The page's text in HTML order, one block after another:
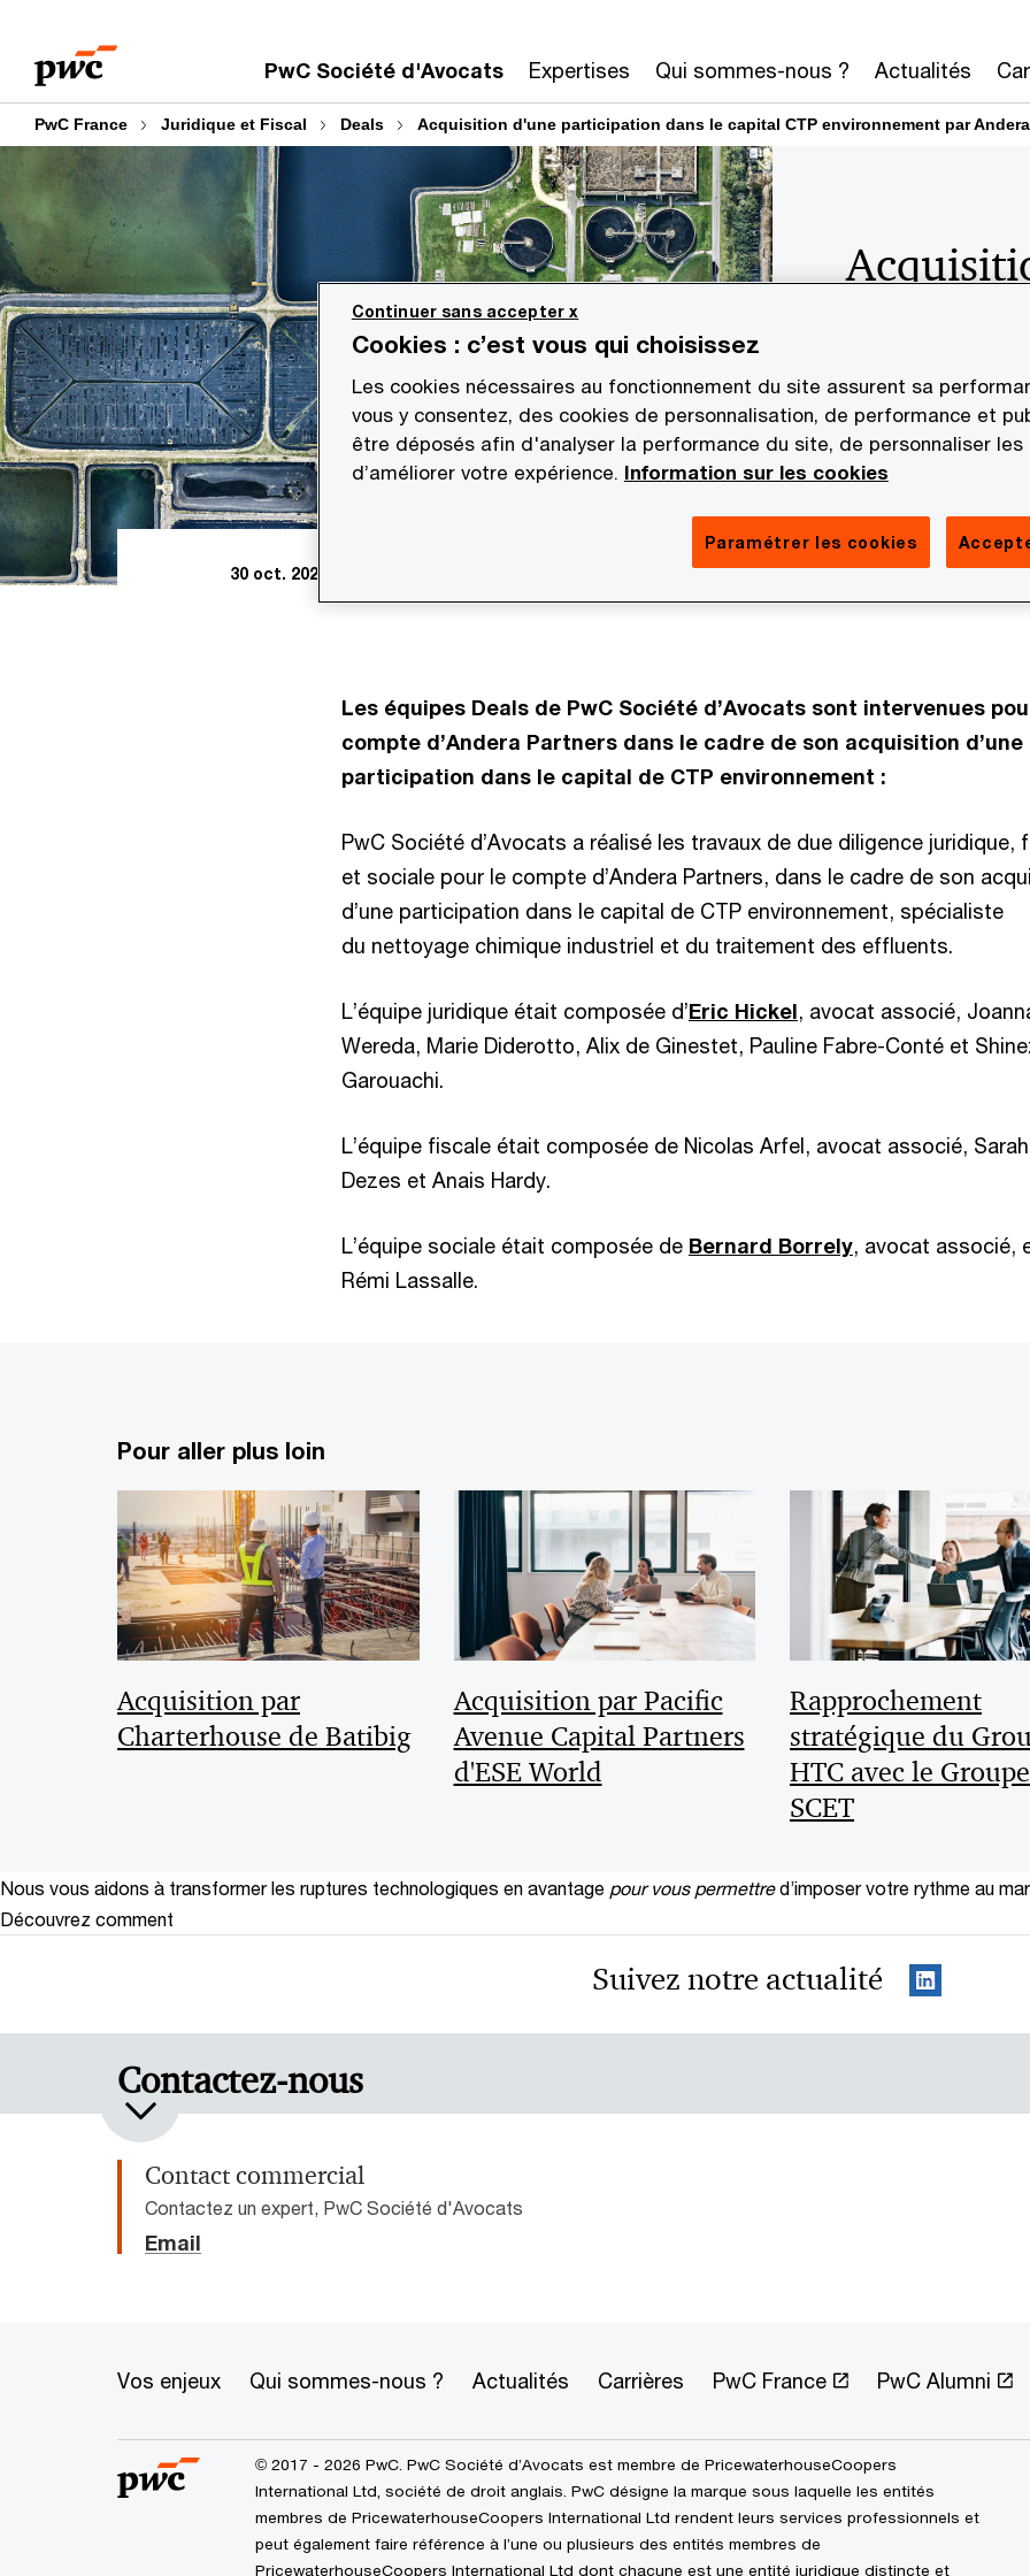
contenu
de
PwC Société d'Avocats Expertises Qui sommes-nous ? Actualités
PwC France Juridique et Fiscal Deals Acquisition d'une participation dans le capital CTP environnement par
CTP
Andera
30 oct. 2024
Les équipes Deals de PwC Société d’Avocats sont intervenues
compte d’Andera Partners dans le cadre de son acquisition d’une
participation dans le capital de CTP environnement :
PwC Société d’Avocats a réalisé les travaux de due diligence juridique,
et sociale pour le compte d’Andera Partners, dans le cadre de son
d’une participation dans le capital de CTP environnement, spécialiste
du nettoyage chimique industriel et du traitement des effluents.
L’équipe juridique était composée d’Eric Hickel, avocat associé,
Wereda, Marie Diderotto, Alix de Ginestet, Pauline Fabre-Conté et
Garouachi.
L’équipe fiscale était composée de Nicolas Arfel, avocat associé, Sarah
Dezes et Anais Hardy.
L’équipe sociale était composée de Bernard Borrely, avocat associé,
Rémi Lassalle.
Pour aller plus loin
Acquisition par
Charterhouse de Batibig
Acquisition par Pacific
Avenue Capital Partners
d'ESE World
Rapprochement
stratégique du
HTC avec le Groupe
SCET
Nous vous aidons à transformer les ruptures technologiques en avantage pour vous permettre d’imposer votre rythme au
Découvrez comment
Suivez notre actualité
Contactez-nous
Contact commercial
Contactez un expert, PwC Société d'Avocats
Email
Vos enjeux Qui sommes-nous ? Actualités Carrières PwC France PwC Alumni
© 2017 - 2026 PwC. PwC Société d’Avocats est membre de PricewaterhouseCoopers
International Ltd, société de droit anglais. PwC désigne la marque sous laquelle les entités
membres de PricewaterhouseCoopers International Ltd rendent leurs services professionnels et
peut également faire référence à l’une ou plusieurs des entités membres de
PricewaterhouseCoopers International Ltd dont chacune est une entité juridique distincte et
Cookies : c’est vous qui choisissez
Les cookies nécessaires au fonctionnement du site assurent sa
vous y consentez, des cookies de personnalisation, de performance et
être déposés afin d'analyser la performance du site, de personnaliser les
d’améliorer votre expérience. Information sur les cookies
Paramétrer les cookies
Continuer sans accepter x